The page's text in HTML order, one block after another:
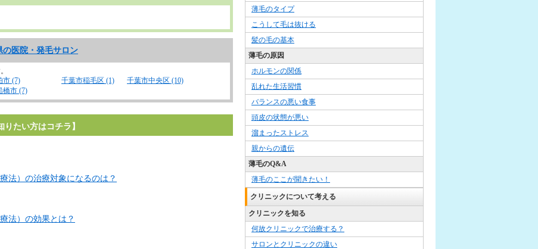
の医院・発毛サロン
市 (7) 千葉市稲毛区 (1)
千葉市中央区 (10)
橋市 (7)
たい方はコチラ】
法）の治療対象になるのは？
法）の効果とは？
薄毛のタイプ
こうして毛は抜ける
髪の毛の基本
薄毛の原因
ホルモンの関係
乱れた生活習慣
バランスの悪い食事
頭皮の状態が悪い
溜まったストレス
親からの遺伝
薄毛のQ&A
薄毛のここが聞きたい！
クリニックについて考える
クリニックを知る
何故クリニックで治療する？
サロンとクリニックの違い